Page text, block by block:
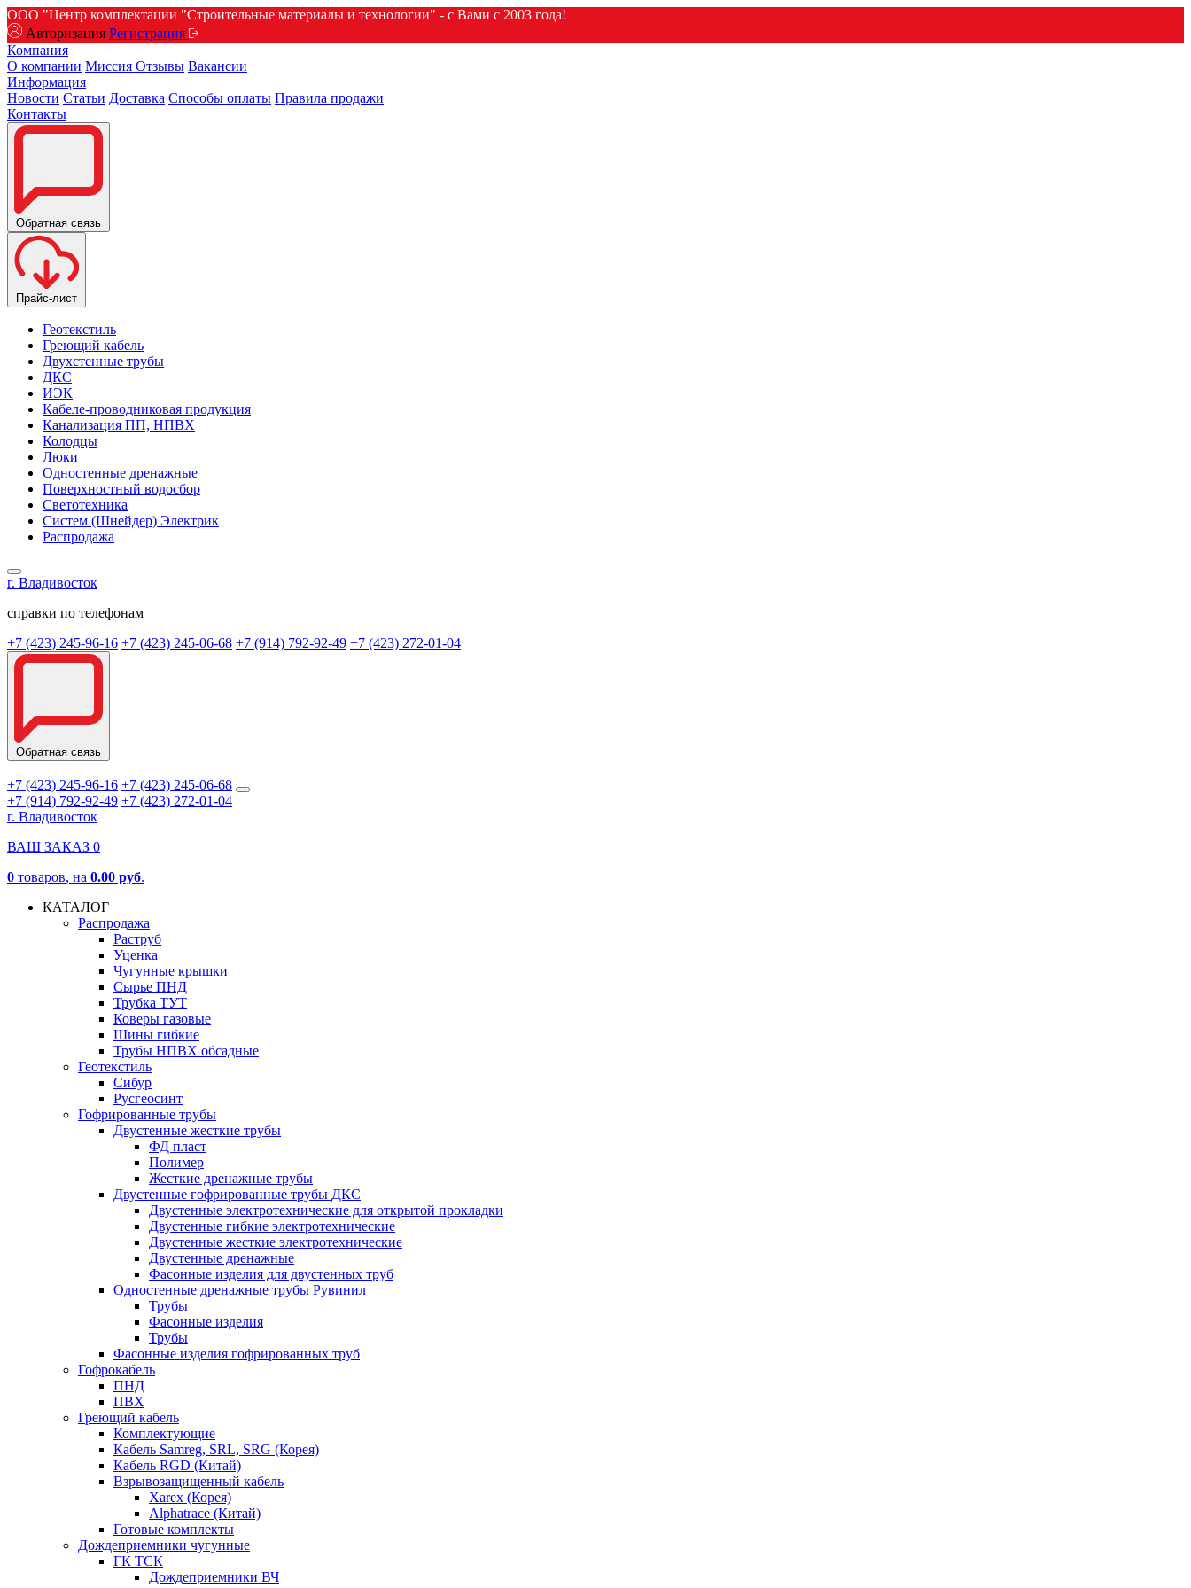
ООО "Центр комплектации "Строительные материалы и технологии" - с Вами с 2003 года!
Авторизация Регистрация
Компания
О компании Миссия Отзывы Вакансии
Информация
Новости Статьи Доставка Способы оплаты Правила продажи
Контакты
Обратная связь
Прайс-лист
Геотекстиль
Греющий кабель
Двухстенные трубы
ДКС
ИЭК
Кабеле-проводниковая продукция
Канализация ПП, НПВХ
Колодцы
Люки
Одностенные дренажные
Поверхностный водосбор
Светотехника
Систем (Шнейдер) Электрик
Распродажа
г. Владивосток
справки по телефонам
+7 (423) 245-96-16 +7 (423) 245-06-68 +7 (914) 792-92-49 +7 (423) 272-01-04
Обратная связь
+7 (423) 245-96-16 +7 (423) 245-06-68
+7 (914) 792-92-49 +7 (423) 272-01-04
г. Владивосток
ВАШ ЗАКАЗ 0
0 товаров, на 0.00 руб.
КАТАЛОГ
Распродажа
Раструб
Уценка
Чугунные крышки
Сырье ПНД
Трубка ТУТ
Коверы газовые
Шины гибкие
Трубы НПВХ обсадные
Геотекстиль
Сибур
Русгеосинт
Гофрированные трубы
Двустенные жесткие трубы
ФД пласт
Полимер
Жесткие дренажные трубы
Двустенные гофрированные трубы ДКС
Двустенные электротехнические для открытой прокладки
Двустенные гибкие электротехнические
Двустенные жесткие электротехнические
Двустенные дренажные
Фасонные изделия для двустенных труб
Одностенные дренажные трубы Рувинил
Трубы
Фасонные изделия
Трубы
Фасонные изделия гофрированных труб
Гофрокабель
ПНД
ПВХ
Греющий кабель
Комплектующие
Кабель Samreg, SRL, SRG (Корея)
Кабель RGD (Китай)
Взрывозащищенный кабель
Xarex (Корея)
Alphatrace (Китай)
Готовые комплекты
Дождеприемники чугунные
ГК ТСК
Дождеприемники ВЧ